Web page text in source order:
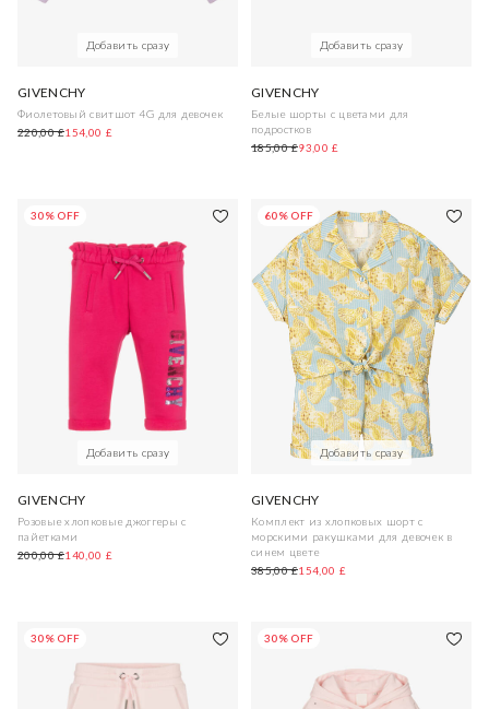
Добавить сразу
GIVENCHY
Фиолетовый свитшот 4G для девочек
220,00 £154,00 £
Добавить сразу
GIVENCHY
Белые шорты с цветами для
подростков
185,00 £93,00 £
30% OFF
Добавить сразу
GIVENCHY
Розовые хлопковые джоггеры с
пайетками
200,00 £140,00 £
60% OFF
Добавить сразу
GIVENCHY
Комплект из хлопковых шорт с
морскими ракушками для девочек в
синем цвете
385,00 £154,00 £
30% OFF 30% OFF